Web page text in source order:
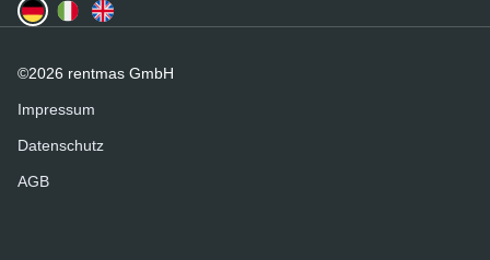
©2026 rentmas GmbH
Impressum
Datenschutz
AGB